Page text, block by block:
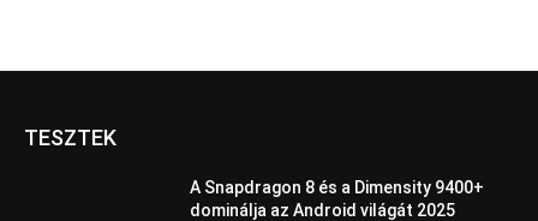
TESZTEK
A Snapdragon 8 és a Dimensity 9400+
dominálja az Android világát 2025